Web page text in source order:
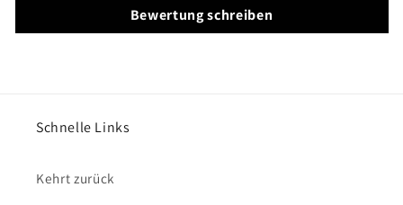
Bewertung schreiben
Schnelle Links
Kehrt zurück